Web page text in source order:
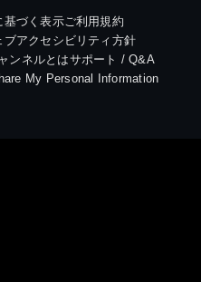
基づく表示ご利用規約
ブアクセシビリティ方針
ンネルとはサポート / Q&A
My Personal Information